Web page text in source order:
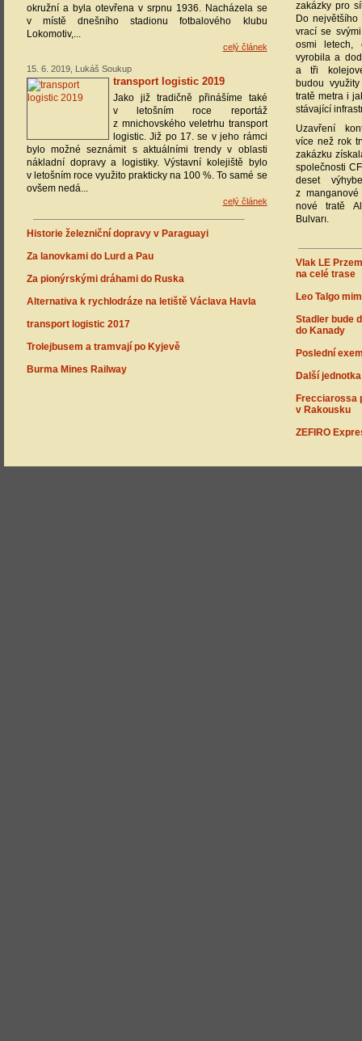
zakázky pro
Do největšího
vrací se
osmi letech,
vyrobila a
a tři
budou
tratě metra i
stávající
Uzavření
více než rok
zakázku
společnosti
deset
z
nové tratě
Bulvarı.
Vlak LE
na celé trase
Leo Talgo
Stadler bude
do Kanady
Poslední
Další
Frecciarossa
v Rakousku
ZEFIRO
okružní a byla otevřena v srpnu 1936. Nacházela se
v místě dnešního stadionu fotbalového klubu
Lokomotiv,...
celý článek
15. 6. 2019, Lukáš Soukup
transport logistic 2019
Jako již tradičně přinášíme také
v letošním roce reportáž
z mnichovského veletrhu transport
logistic. Již po 17. se v jeho rámci
bylo možné seznámit s aktuálními trendy v oblasti
nákladní dopravy a logistiky. Výstavní kolejiště bylo
v letošním roce využito prakticky na 100 %. To samé se
ovšem nedá...
celý článek
Historie železniční dopravy v Paraguayi
Za lanovkami do Lurd a Pau
Za pionýrskými dráhami do Ruska
Alternativa k rychlodráze na letiště Václava Havla
transport logistic 2017
Trolejbusem a tramvají po Kyjevě
Burma Mines Railway